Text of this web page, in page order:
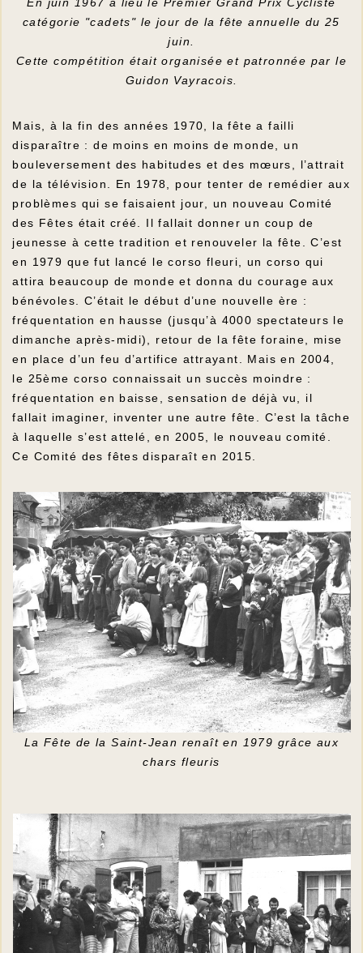
En juin 1967 a lieu le Premier Grand Prix Cycliste
catégorie "cadets" le jour de la fête annuelle du 25
juin.
Cette compétition était organisée et patronnée par le
Guidon Vayracois.
Mais, à la fin des années 1970, la fête a failli
disparaître : de moins en moins de monde, un
bouleversement des habitudes et des mœurs, l’attrait
de la télévision. En 1978, pour tenter de remédier aux
problèmes qui se faisaient jour, un nouveau Comité
des Fêtes était créé. Il fallait donner un coup de
jeunesse à cette tradition et renouveler la fête. C’est
en 1979 que fut lancé le corso fleuri, un corso qui
attira beaucoup de monde et donna du courage aux
bénévoles. C’était le début d’une nouvelle ère :
fréquentation en hausse (jusqu’à 4000 spectateurs le
dimanche après-midi), retour de la fête foraine, mise
en place d’un feu d’artifice attrayant. Mais en 2004,
le 25ème corso connaissait un succès moindre :
fréquentation en baisse, sensation de déjà vu, il
fallait imaginer, inventer une autre fête. C’est la tâche
à laquelle s’est attelé, en 2005, le nouveau comité.
Ce Comité des fêtes disparaît en 2015.
La Fête de la Saint-Jean renaît en 1979 grâce aux
chars fleuris